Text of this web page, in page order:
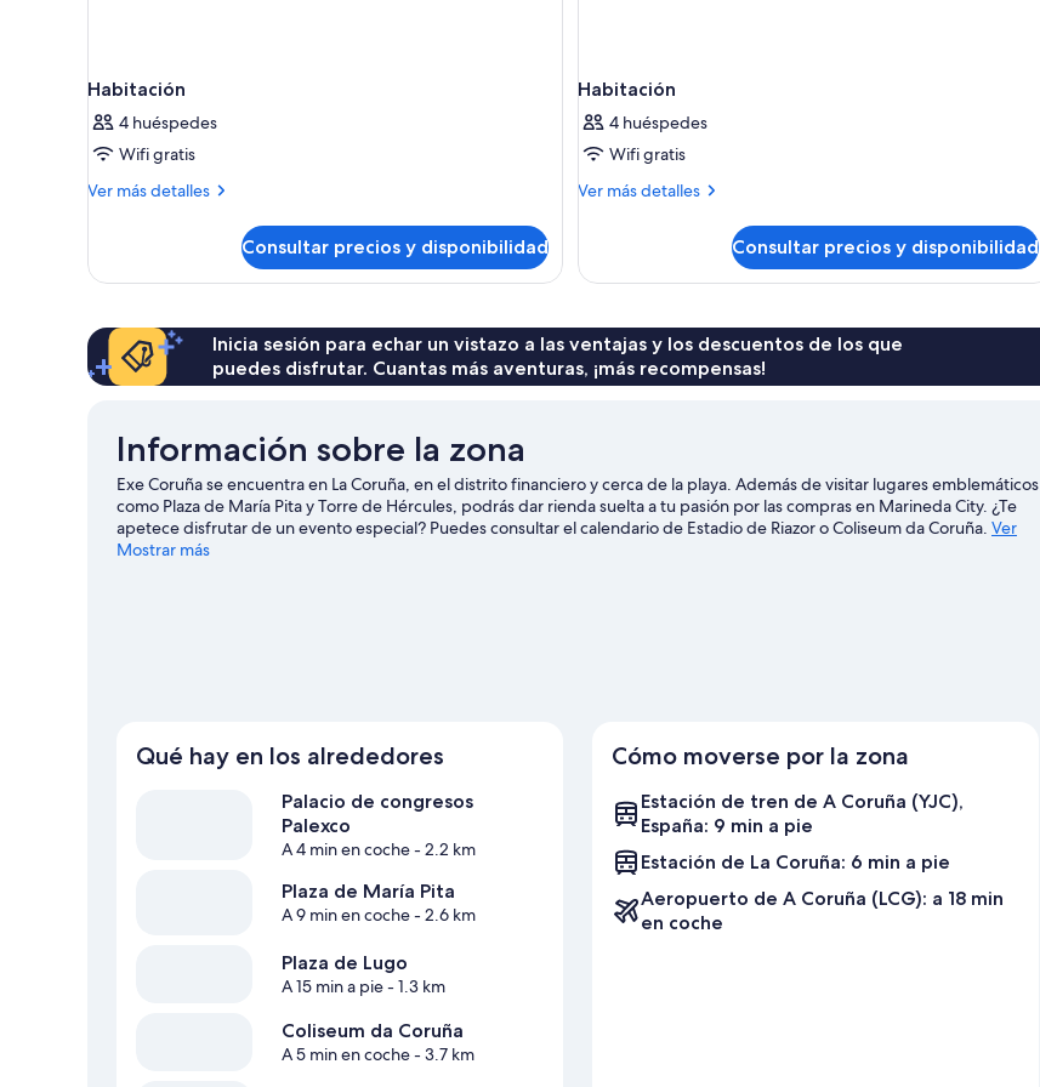
Habitación
4 huéspedes
Wifi gratis
Ver más detalles
Más
Consultar precios y disponibilidad
Habitación
4 huéspedes
Wifi gratis
Ver más detalles
Más
Consultar precios y disponibilidad
Inicia sesión para echar un vistazo a las ventajas y los descuentos de los que
puedes disfrutar. Cuantas más aventuras, ¡más recompensas!
Información sobre la zona
Exe Coruña se encuentra en La Coruña, en el distrito financiero y cerca de la playa. Además de visitar lugares emblemáticos
como Plaza de María Pita y Torre de Hércules, podrás dar rienda suelta a tu pasión por las compras en Marineda City. ¿Te
apetece disfrutar de un evento especial? Puedes consultar el calendario de Estadio de Riazor o Coliseum da Coruña. Ver
guía de viaje de La Coruña
Mostrar más
Qué hay en los alrededores
Palacio de congresos
Palexco
A 4 min en coche- 2.2 km
Plaza de María Pita
A 9 min en coche- 2.6 km
Plaza de Lugo
A 15 min a pie- 1.3 km
Coliseum da Coruña
A 5 min en coche- 3.7 km
Cómo moverse por la zona
Estación de tren de A Coruña (YJC),
España: 9 min a pie
Estación de La Coruña: 6 min a pie
Aeropuerto de A Coruña (LCG): a 18 min
en coche